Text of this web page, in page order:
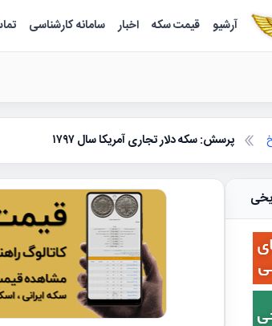
سکه شناسی
آرشیو قیمت سکه اخبار سامانه کارشناسی
پرسش: سکه دلار تجاری آمریکا سال ۱۷۹۷